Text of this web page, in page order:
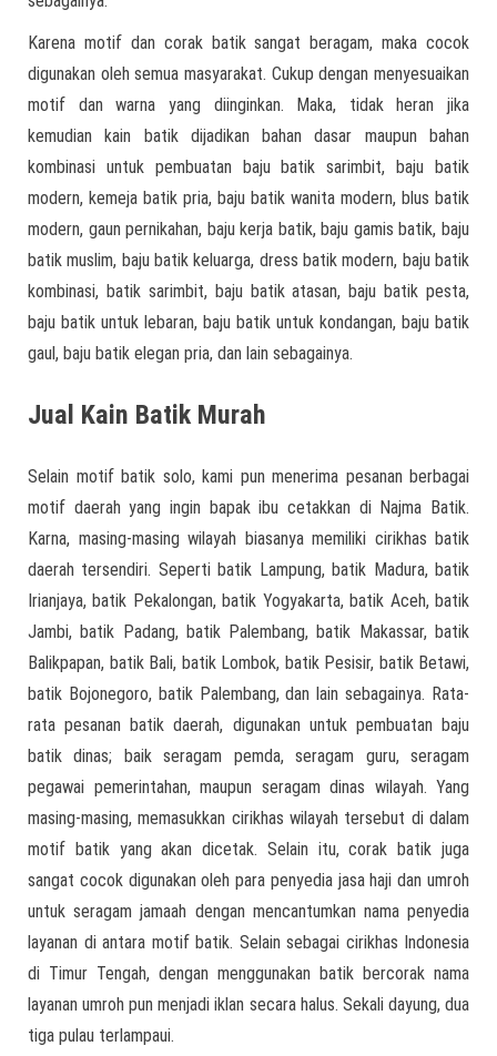
Karena motif dan corak batik sangat beragam, maka cocok
digunakan oleh semua masyarakat. Cukup dengan menyesuaikan
motif dan warna yang diinginkan. Maka, tidak heran jika
kemudian kain batik dijadikan bahan dasar maupun bahan
kombinasi untuk pembuatan baju batik sarimbit, baju batik
modern, kemeja batik pria, baju batik wanita modern, blus batik
modern, gaun pernikahan, baju kerja batik, baju gamis batik, baju
batik muslim, baju batik keluarga, dress batik modern, baju batik
kombinasi, batik sarimbit, baju batik atasan, baju batik pesta,
baju batik untuk lebaran, baju batik untuk kondangan, baju batik
gaul, baju batik elegan pria, dan lain sebagainya.
Jual Kain Batik Murah
Selain motif batik solo, kami pun menerima pesanan berbagai
motif daerah yang ingin bapak ibu cetakkan di Najma Batik.
Karna, masing-masing wilayah biasanya memiliki cirikhas batik
daerah tersendiri. Seperti batik Lampung, batik Madura, batik
Irianjaya, batik Pekalongan, batik Yogyakarta, batik Aceh, batik
Jambi, batik Padang, batik Palembang, batik Makassar, batik
Balikpapan, batik Bali, batik Lombok, batik Pesisir, batik Betawi,
batik Bojonegoro, batik Palembang, dan lain sebagainya. Rata-
rata pesanan batik daerah, digunakan untuk pembuatan baju
batik dinas; baik seragam pemda, seragam guru, seragam
pegawai pemerintahan, maupun seragam dinas wilayah. Yang
masing-masing, memasukkan cirikhas wilayah tersebut di dalam
motif batik yang akan dicetak. Selain itu, corak batik juga
sangat cocok digunakan oleh para penyedia jasa haji dan umroh
untuk seragam jamaah dengan mencantumkan nama penyedia
layanan di antara motif batik. Selain sebagai cirikhas Indonesia
di Timur Tengah, dengan menggunakan batik bercorak nama
layanan umroh pun menjadi iklan secara halus. Sekali dayung, dua
tiga pulau terlampaui.